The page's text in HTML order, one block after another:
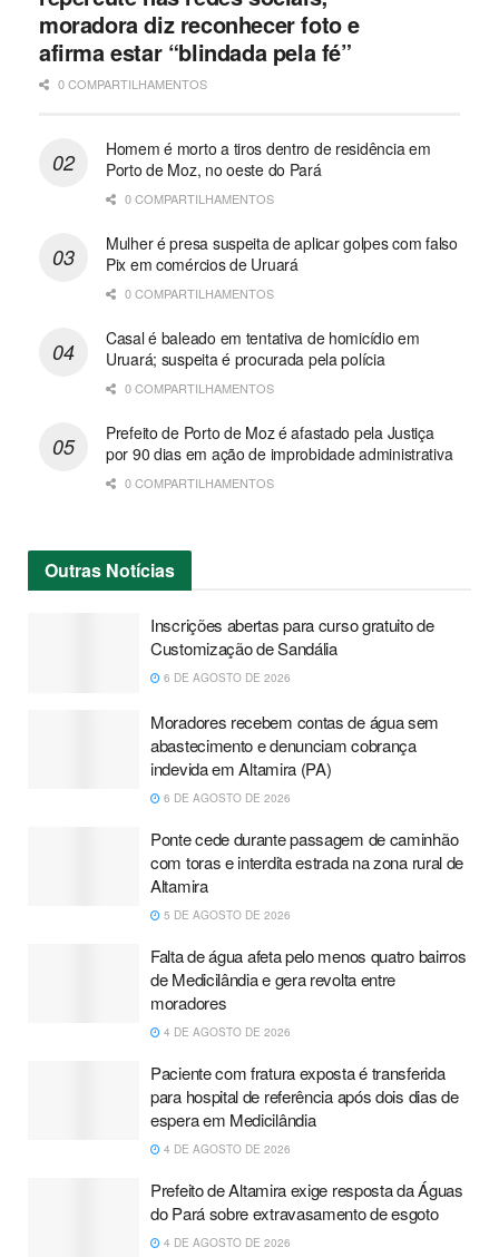
moradora diz reconhecer foto e
afirma estar “blindada pela fé”
0 COMPARTILHAMENTOS
Homem é morto a tiros dentro de residência em
Porto de Moz, no oeste do Pará
0 COMPARTILHAMENTOS
Mulher é presa suspeita de aplicar golpes com falso
Pix em comércios de Uruará
0 COMPARTILHAMENTOS
Casal é baleado em tentativa de homicídio em
Uruará; suspeita é procurada pela polícia
0 COMPARTILHAMENTOS
Prefeito de Porto de Moz é afastado pela Justiça
por 90 dias em ação de improbidade administrativa
0 COMPARTILHAMENTOS
Outras Notícias
Inscrições abertas para curso gratuito de
Customização de Sandália
6 DE AGOSTO DE 2026
Moradores recebem contas de água sem
abastecimento e denunciam cobrança
indevida em Altamira (PA)
6 DE AGOSTO DE 2026
Ponte cede durante passagem de caminhão
com toras e interdita estrada na zona rural de
Altamira
5 DE AGOSTO DE 2026
Falta de água afeta pelo menos quatro bairros
de Medicilândia e gera revolta entre
moradores
4 DE AGOSTO DE 2026
Paciente com fratura exposta é transferida
para hospital de referência após dois dias de
espera em Medicilândia
4 DE AGOSTO DE 2026
Prefeito de Altamira exige resposta da Águas
do Pará sobre extravasamento de esgoto
4 DE AGOSTO DE 2026